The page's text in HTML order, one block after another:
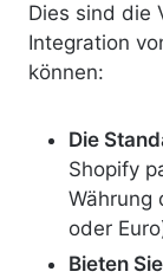
Dies sind die
Integration
können:
Die
Shopify
Währung
oder
Bieten